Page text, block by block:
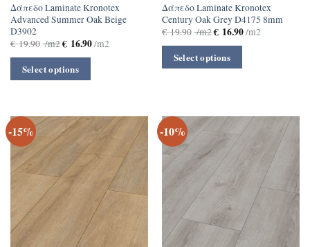
Δάπεδο Laminate Kronotex
Advanced Summer Oak Beige
D3902
€19.90 /m2€16.90/m2
Select options
Δάπεδο Laminate Kronotex
Century Oak Grey D4175 8mm
€19.90 /m2€16.90/m2
Select options
-15% -10%